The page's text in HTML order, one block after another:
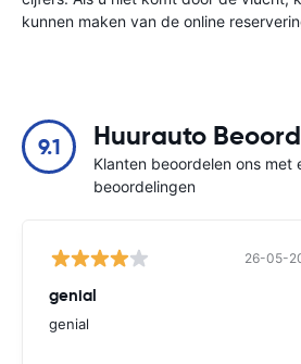
kunnen maken van de online
9.1 Huurauto
Klanten beoordelen ons met
beoordelingen
26-05-
genial
genial